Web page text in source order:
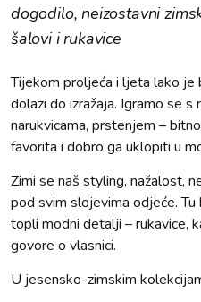
dogodilo, neizostavni
šalovi i rukavice
Tijekom proljeća i ljeta lako
dolazi do izražaja. Igramo se s
narukvicama, prstenjem –
favorita i dobro ga uklopiti u
Zimi se naš styling, nažalost,
pod svim slojevima odjeće. Tu
topli modni detalji – rukavice,
govore o vlasnici.
U jesensko-zimskim